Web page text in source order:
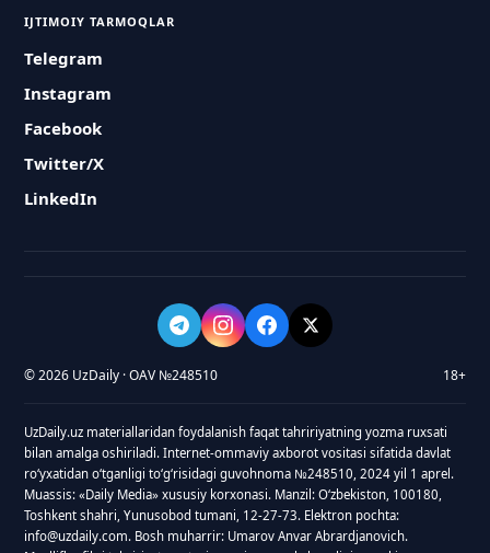
IJTIMOIY TARMOQLAR
Telegram
Instagram
Facebook
Twitter/X
LinkedIn
© 2026 UzDaily · OAV №248510 18+
UzDaily.uz materiallaridan foydalanish faqat tahririyatning yozma ruxsati
bilan amalga oshiriladi. Internet-ommaviy axborot vositasi sifatida davlat
roʻyxatidan oʻtganligi toʻgʻrisidagi guvohnoma №248510, 2024 yil 1 aprel.
Muassis: «Daily Media» xususiy korxonasi. Manzil: Oʻzbekiston, 100180,
Toshkent shahri, Yunusobod tumani, 12-27-73. Elektron pochta:
info@uzdaily.com. Bosh muharrir: Umarov Anvar Abrardjanovich.